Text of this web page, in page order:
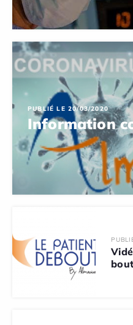
PUBLIÉ LE 20/03/2020
Information
bout